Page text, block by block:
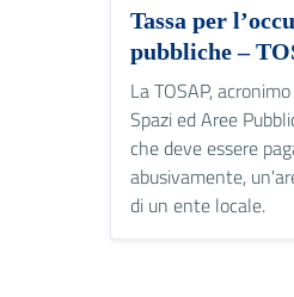
Tassa per
pubbliche –
La TOSAP,
Spazi ed Aree
che deve essere
abusivamente,
di un ente locale.